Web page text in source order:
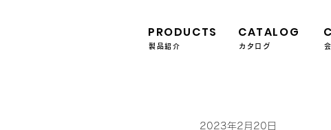
PRODUCTS CATALOG
製品紹介 カタログ
2023年2月20日